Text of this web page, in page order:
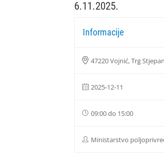
6.11.2025.
Informacije
47220 Vojnić, Trg
2025-12-11
09:00 do 15:00
Ministarstvo